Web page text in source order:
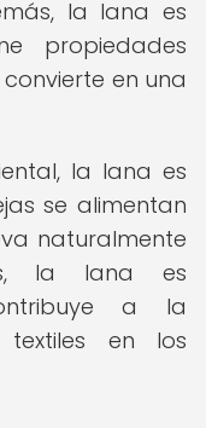
la lana es
propiedades
en una
la lana es
se alimentan
naturalmente
la lana es
a la
textiles en los